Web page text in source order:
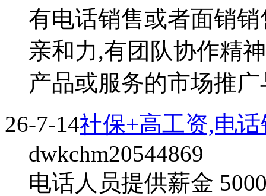
有电话销售或者面销
亲和力,有团队协作精
产品或服务的市场推
26-7-14社保+高工资,电
dwkchm20544869
电话人员提供薪金